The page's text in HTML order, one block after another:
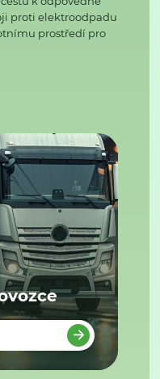
proti elektroodpadu
prostředí pro